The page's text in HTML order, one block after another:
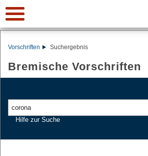
Vorschriften Suchergebnis
Bremische Vorschriften
Hilfe zur Suche